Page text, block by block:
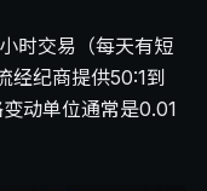
时交易（每天有短
经纪商提供50:1到
动单位通常是0.01